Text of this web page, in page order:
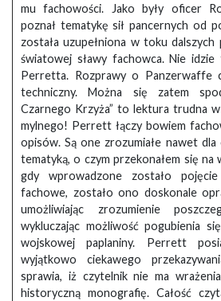
mu fachowości. Jako były oficer
poznał tematykę sił pancernych od
została uzupełniona w toku dalszych
światowej sławy fachowca. Nie
Perretta. Rozprawy o Panzerwaffe
techniczny. Można się zatem
Czarnego Krzyża” to lektura trudna
mylnego! Perrett łączy bowiem
opisów. Są one zrozumiałe nawet
tematyką, o czym przekonałem się na
gdy wprowadzone zostało
fachowe, zostało ono doskonale
umożliwiając zrozumienie
wykluczając możliwość pogubienia
wojskowej paplaniny. Perrett
wyjątkowo ciekawego
sprawia, iż czytelnik nie ma
historyczną monografię. Całość